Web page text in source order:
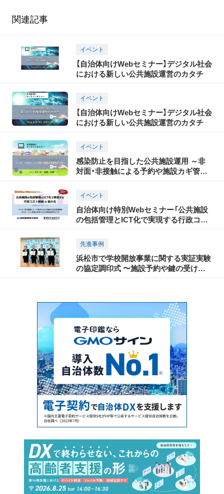
関連記事
イベント
【自治体向けWebセミナー】デジタル社会
における新しい公共施設運営のカタチ
イベント
【自治体向けWebセミナー】デジタル社会
における新しい公共施設運営のカタチ
イベント
感染防止を目指した公共施設運用 ～非
対面・非接触による予約や施設カギ管理
イベント
自治体向け特別Webセミナー「公共施設
の包括管理とICT化で実現する行政コス
先進事例
浜松市で学校開放事業に関する実証実験
の協定調印式 〜施設予約や鍵の受け渡